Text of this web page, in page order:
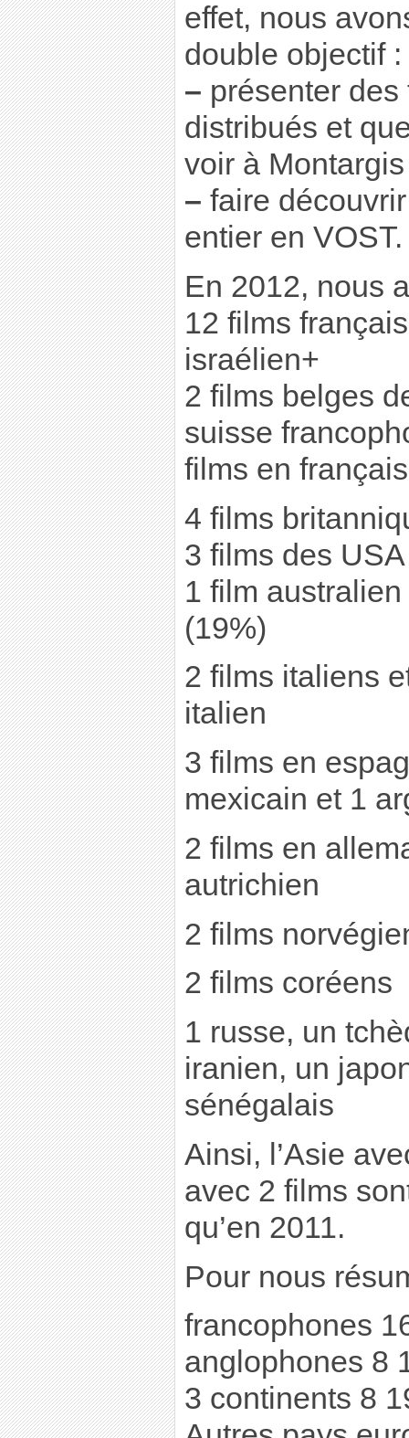
effet, nous
double objectif :
– présenter
distribués et
voir à
– faire
entier en VOST.
En 2012, nous
12 films
israélien+
2 films belges
suisse
films en
4 films
3 films des USA
1 film
(19%)
2 films italiens
italien
3 films en
mexicain et 1
2 films en
autrichien
2 films
2 films coréens
1 russe, un
iranien, un
sénégalais
Ainsi, l’Asie
avec 2 films
qu’en 2011.
Pour nous
francophones
anglophones 8
3 continents 8